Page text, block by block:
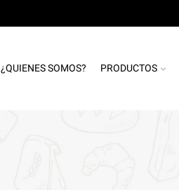
¿QUIENES SOMOS? PRODUCTOS